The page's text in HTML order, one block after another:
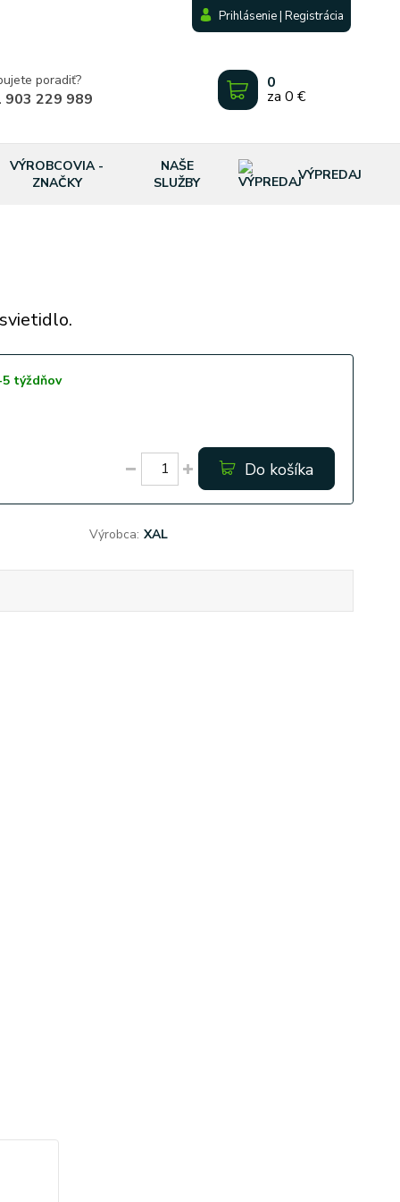
Prihlásenie | Registrácia
poradiť?
903 229 989
0
za 0 €
VÝROBCOVIA -
ZNAČKY
NAŠE
SLUŽBY
VÝPREDAJ
týždňov
Do košíka
Výrobca: XAL